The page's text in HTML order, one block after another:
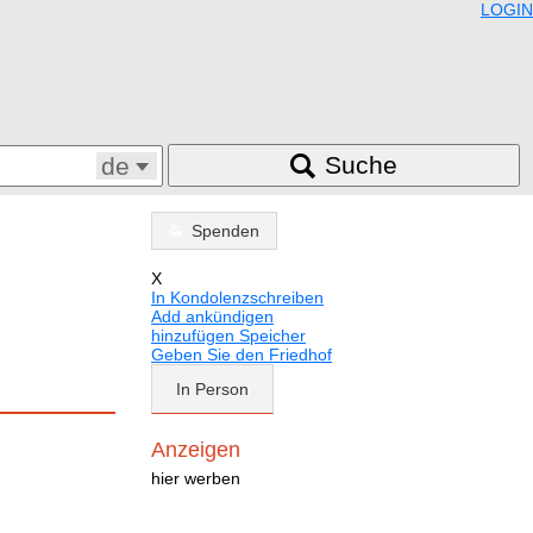
LOGIN
de Suche
Spenden
X
In Kondolenzschreiben
Add ankündigen
hinzufügen Speicher
Geben Sie den Friedhof
In Person
Anzeigen
hier werben